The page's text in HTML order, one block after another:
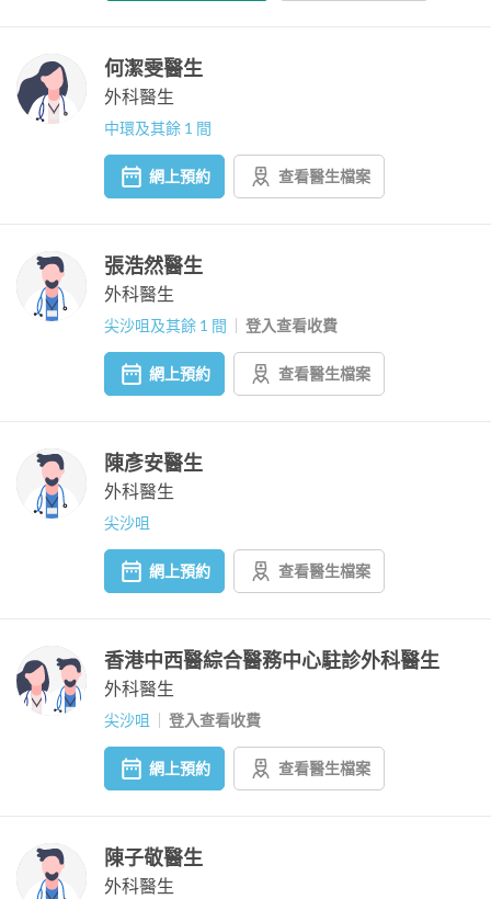
何潔雯醫生
外科醫生
中環及其餘 1 間
網上預約 查看醫生檔案
張浩然醫生
外科醫生
尖沙咀及其餘 1 間 登入查看收費
網上預約 查看醫生檔案
陳彥安醫生
外科醫生
尖沙咀
網上預約 查看醫生檔案
香港中西醫綜合醫務中心駐診外科醫生
外科醫生
尖沙咀 登入查看收費
網上預約 查看醫生檔案
陳子敬醫生
外科醫生